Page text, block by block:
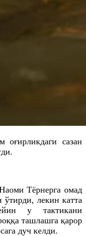
оғирликдаги сазан
Тёрнерга омад
лекин катта
у тактикани
ташлашга қарор
дуч келди.